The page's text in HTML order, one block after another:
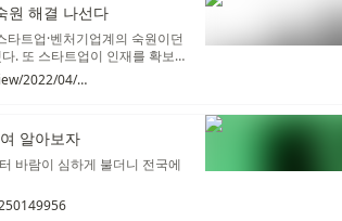
원 해결 나선다
트업·벤처기업계의 숙원이던
. 또 스타트업이 인재를 확보하
스톡옵션)의 비과세 한도도 상
위원은 26일 브리핑에서 "벤
https://www.mk.co.kr/news/economy/view/2022/04/371489/
알아보자
바람이 심하게 불더니 전국에